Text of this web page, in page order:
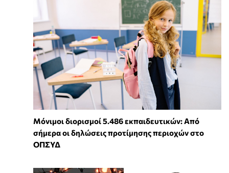
Μόνιμοι διορισμοί 5.486 εκπαιδευτικών: Από
σήμερα οι δηλώσεις προτίμησης περιοχών στο
ΟΠΣΥΔ